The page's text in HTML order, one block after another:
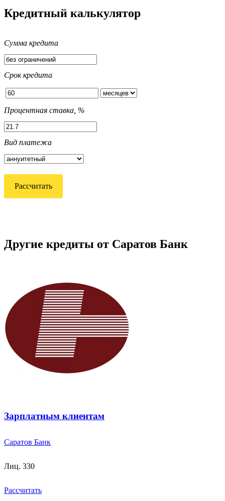
Кредитный калькулятор
Сумма кредита
Срок кредита
Процентная ставка, %
Вид платежа
Рассчитать
Другие кредиты от Саратов Банк
Зарплатным клиентам
Саратов Банк
Лиц. 330
Рассчитать